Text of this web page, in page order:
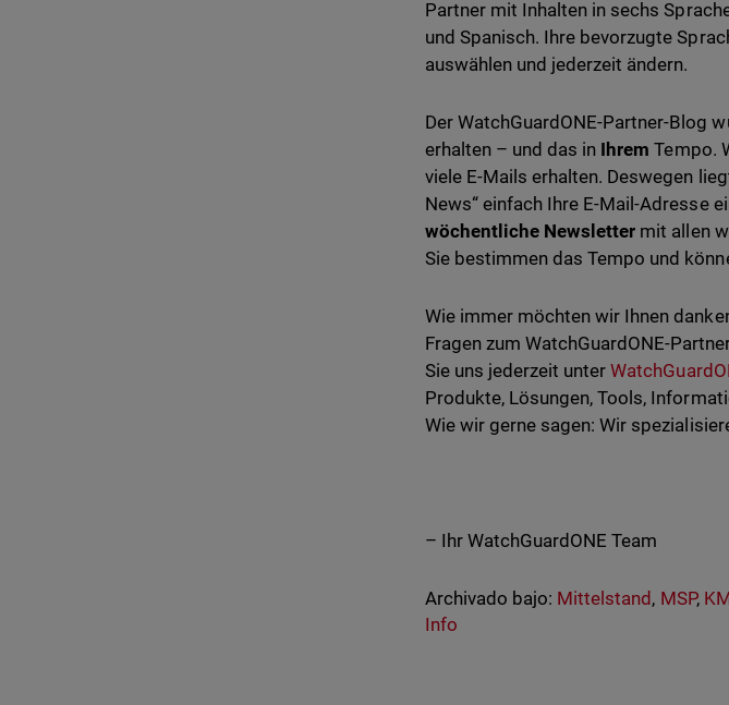
Partner mit Inhalten in sechs
und Spanisch. Ihre bevorzugte
auswählen und jederzeit ändern.
Der WatchGuardONE-Partner-Blog
erhalten – und das in Ihrem Tempo.
viele E-Mails erhalten. Deswegen
News“ einfach Ihre E-Mail-Adresse
wöchentliche Newsletter mit allen
Sie bestimmen das Tempo und
Wie immer möchten wir Ihnen
Fragen zum WatchGuardONE-
Sie uns jederzeit unter
Produkte, Lösungen, Tools,
Wie wir gerne sagen: Wir
– Ihr WatchGuardONE Team
Archivado bajo: Mittelstand , MSP,
Info